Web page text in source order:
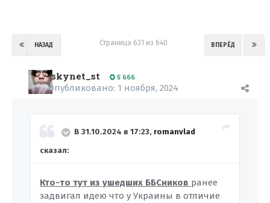
НАЗАД ВПЕРЁД
Страница 631 из 640
skynet_st 5 666
Опубликовано: 1 ноября, 2024
В 31.10.2024 в 17:23, romanvlad
сказал:
Кто-то тут из ушедших ББСников ранее
задвигал идею что у Украины в отличие